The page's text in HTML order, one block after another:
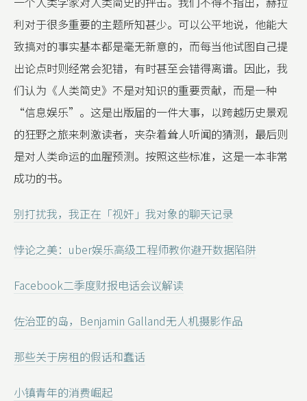
利对于很多重要的主题所知甚少。可以公平地说，他能大
致搞对的事实基本都是毫无新意的，而每当他试图自己提
出论点时则经常会犯错，有时甚至会错得离谱。因此，我
们认为《人类简史》不是对知识的重要贡献，而是一种
“信息娱乐”。这是出版届的一件大事，以跨越历史景观
的狂野之旅来刺激读者，夹杂着耸人听闻的猜测，最后则
是对人类命运的血腥预测。按照这些标准，这是一本非常
成功的书。
别打扰我，我正在「视奸」我对象的聊天记录
悖论之美：uber娱乐高级工程师教你避开数据陷阱
Facebook二季度财报电话会议解读
佐治亚的岛，Benjamin Galland无人机摄影作品
那些关于房租的假话和蠢话
小镇青年的消费崛起